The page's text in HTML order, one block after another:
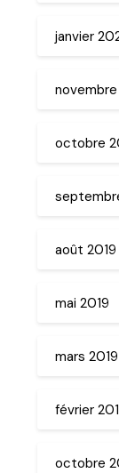
janvier
novembre
octobre
août 2019
mai 2019
mars 2019
février
octobre